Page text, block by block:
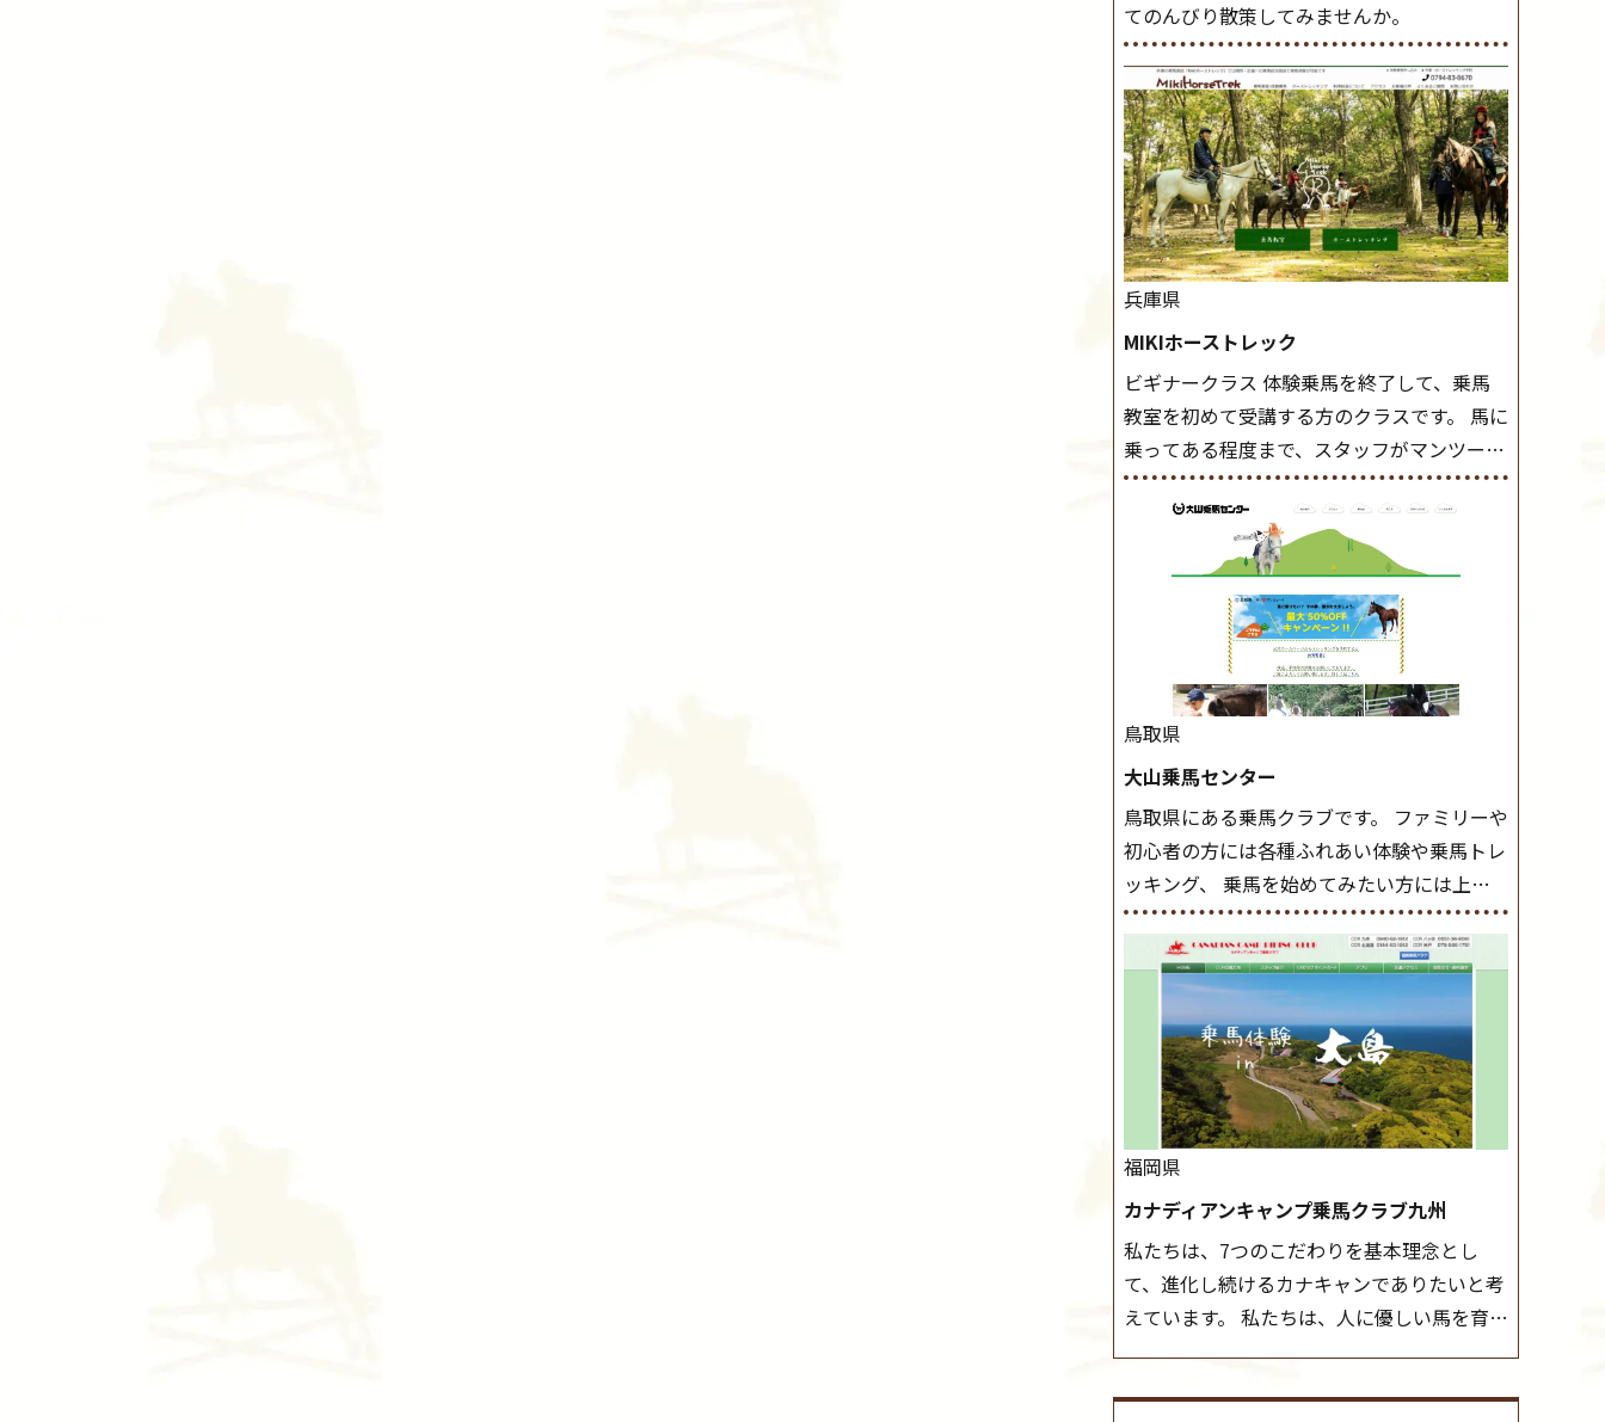
てのんびり散策してみませんか。
兵庫県
MIKIホーストレック
ビギナークラス 体験乗馬を終了して、乗馬
教室を初めて受講する方のクラスです。 馬に
乗ってある程度まで、スタッフがマンツーマ
ンで指導します。 また、馬に乗るだけでな
く、馬の手入れや馬装（鞍などを装着する）
もこのクラスで把握し、「馬に触れること」
にも慣れていきましょう。 スタートクラス
ビギナークラスで単独で軽速歩(けいはやあ
し)ができるようになったら スタートクラス
へ。 グループレッスンで馬のスピードを調
整しながら 軽速歩・正反撞(せいはんどう)を
学びます。 安定した手綱操作と軽速歩・正反
撞ができるようになれば 駈歩(かけあし)練習
に入ります。 ホップクラス スタートクラス
で常歩(なみあし)や 速歩、駈歩の初歩をマス
ターしたら、 次は部班にて駈歩を含めた誘
導練習を行いましょう。 ステップクラス ホ
ップクラスまでに練習したまとめをします。
三種歩法をマスターし、ワンランク上の扶助
操作や誘導方法を身につけましょう。 注意
事項 ◆馬場使用状況により、使用する馬場
はこちらで決定いたしますのでご了承くださ
い ◆基本は雨天決行ですが、落雷・強風等
のより、安全上急遽中止させていただく場合
がございます。 ◆三木ホースランドパークの
協議会や講習会等により、一部レッスンが中
止になる場合がございます。 その際、ご予約
いただいている皆様には事前にご連絡いたし
ます。MIKIホーストレックのツアーはこち
ら
鳥取県
大山乗馬センター
鳥取県にある乗馬クラブです。 ファミリーや
初心者の方には各種ふれあい体験や乗馬トレ
ッキング、 乗馬を始めてみたい方には上達
レッスンやお試し会員など、 一般の方に幅
広くお楽しみいただける施設を目指していま
す。 また、お手軽（低価格）に会員になった
り自分の馬を持つことのできる乗馬クラブで
もあり、 健康や趣味、スポーツ競技として、
老若男女様々な方が、日々乗馬をお楽しみい
ただいています。 なお、ゴールデンウィーク
と夏休み期間中は無休で営業していますの
馬センターの紹介記事はこちら
福岡県
カナディアンキャンプ乗馬クラブ九州
私たちは、7つのこだわりを基本理念とし
て、進化し続けるカナキャンでありたいと考
えています。 私たちは、人に優しい馬を育て